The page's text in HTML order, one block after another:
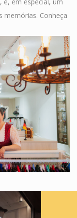
é, em especial, um
memórias. Conheça